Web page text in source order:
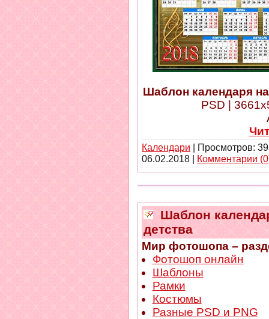
Шаблон календаря
PSD |
Календари | Просмотров:
06.02.2018 | Комментарии
Шаблон
детства
Мир фотошопа –
Фотошоп онлайн
Шаблоны
Рамки
Костюмы
Разные PSD и PNG